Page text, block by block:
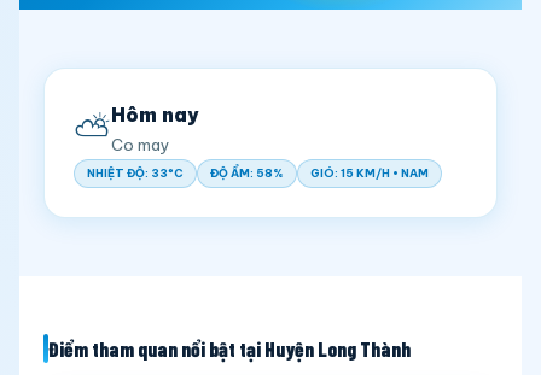
⛅Hôm nay
Co may
NHIỆT ĐỘ: 33°C ĐỘ ẨM: 58% GIÓ: 15 KM/H • NAM
Điểm tham quan nổi bật tại Huyện Long Thành